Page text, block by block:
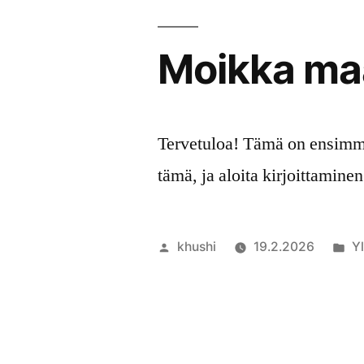
Premium
Wholesale
Industries
Moikka
Tervetuloa! Tämä on
tämä, ja aloita
Artikkelin
khushi 19.2.2026